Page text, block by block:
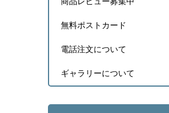
無料ポストカード
電話注文について
ギャラリーについて